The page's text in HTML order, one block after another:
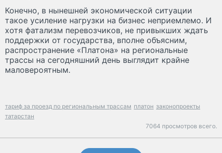
Конечно, в нынешней экономической ситуации
такое усиление нагрузки на бизнес неприемлемо. И
хотя фатализм перевозчиков, не привыкших ждать
поддержки от государства, вполне объясним,
распространение «Платона» на региональные
трассы на сегодняшний день выглядит крайне
маловероятным.
тариф за проезд по региональным трассам платон законопроекты
татарстан
7064 просмотров всего.